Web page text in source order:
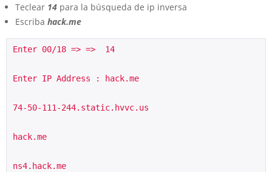
Teclear 14 para la búsqueda de ip inversa
Escriba hack.me
Enter 00/18 => =>  14
Enter IP Address : hack.me
74-50-111-244.static.hvvc.us
hack.me
ns4.hack.me